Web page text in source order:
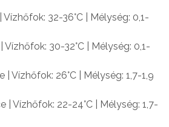
Vízhőfok: 32-36°C | Mélység: 0,1-
Vízhőfok: 30-32°C | Mélység: 0,1-
| Vízhőfok: 26°C | Mélység: 1,7-1,9
| Vízhőfok: 22-24°C | Mélység: 1,7-